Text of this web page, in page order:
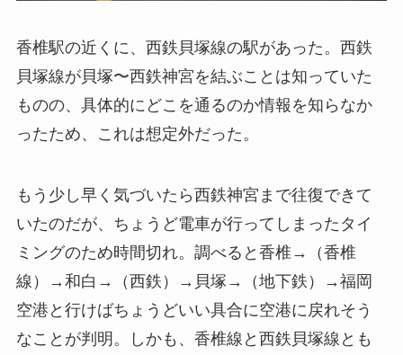
香椎駅の近くに、西鉄貝塚線の駅があった。西鉄
貝塚線が貝塚〜西鉄神宮を結ぶことは知っていた
ものの、具体的にどこを通るのか情報を知らなか
ったため、これは想定外だった。
もう少し早く気づいたら西鉄神宮まで往復できて
いたのだが、ちょうど電車が行ってしまったタイ
ミングのため時間切れ。調べると香椎→（香椎
線）→和白→（西鉄）→貝塚→（地下鉄）→福岡
空港と行けばちょうどいい具合に空港に戻れそう
なことが判明。しかも、香椎線と西鉄貝塚線とも